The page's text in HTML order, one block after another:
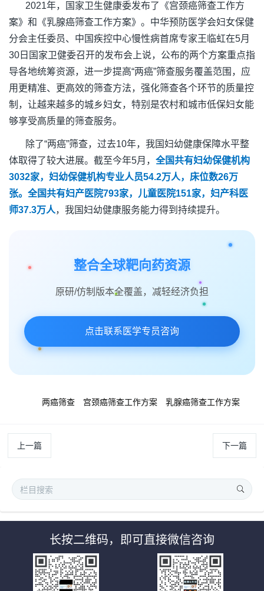
2021年，国家卫生健康委发布了《宫颈癌筛查工作方
案》和《乳腺癌筛查工作方案》。中华预防医学会妇女保健
分会主任委员、中国疾控中心慢性病首席专家王临虹在5月
30日国家卫健委召开的发布会上说，公布的两个方案重点指
导各地统筹资源，进一步提高“两癌”筛查服务覆盖范围，应
用更精准、更高效的筛查方法，强化筛查各个环节的质量控
制，让越来越多的城乡妇女，特别是农村和城市低保妇女能
够享受高质量的筛查服务。
除了“两癌”筛查，过去10年，我国妇幼健康保障水平整
体取得了较大进展。截至今年5月， 全国共有妇幼保健机构
3032家，妇幼保健机构专业人员54.2万人，床位数26万
张。全国共有妇产医院793家，儿童医院151家，妇产科医
师37.3万人，我国妇幼健康服务能力得到持续提升。
整合全球靶向药资源
原研/仿制版本全覆盖，减轻经济负担
点击联系医学专员咨询
两癌筛查 宫颈癌筛查工作方案 乳腺癌筛查工作方案
上一篇 下一篇
长按二维码，即可直接微信咨询